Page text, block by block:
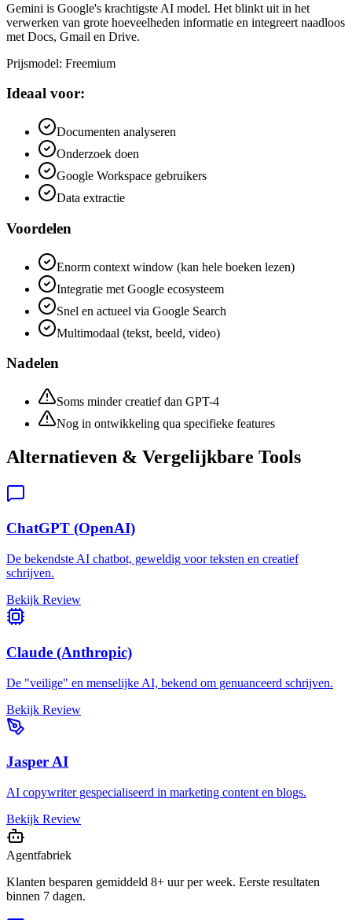
Gemini is Google's krachtigste AI model. Het blinkt uit in het
verwerken van grote hoeveelheden informatie en integreert naadloos
met Docs, Gmail en Drive.
Prijsmodel: Freemium
Ideaal voor:
Documenten analyseren
Onderzoek doen
Google Workspace gebruikers
Data extractie
Voordelen
Enorm context window (kan hele boeken lezen)
Integratie met Google ecosysteem
Snel en actueel via Google Search
Multimodaal (tekst, beeld, video)
Nadelen
Soms minder creatief dan GPT-4
Nog in ontwikkeling qua specifieke features
Alternatieven & Vergelijkbare Tools
ChatGPT (OpenAI)
De bekendste AI chatbot, geweldig voor teksten en creatief
schrijven.
Bekijk Review
Claude (Anthropic)
De "veilige" en menselijke AI, bekend om genuanceerd schrijven.
Bekijk Review
Jasper AI
AI copywriter gespecialiseerd in marketing content en blogs.
Bekijk Review
Agentfabriek
Klanten besparen gemiddeld 8+ uur per week. Eerste resultaten
binnen 7 dagen.